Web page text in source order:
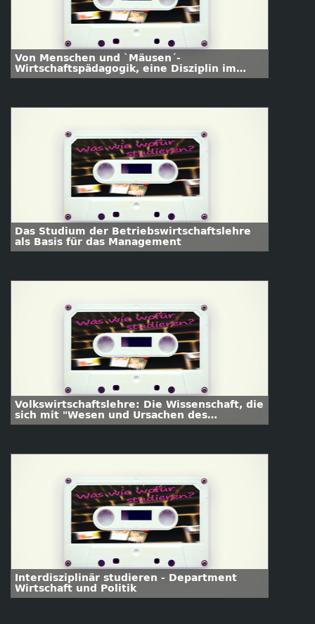
Von Menschen und `Mäusen´-
Wirtschaftspädagogik, eine Disziplin im
Spannungsfeld von Bildung und Ökonomie
Das Studium der Betriebswirtschaftslehre
als Basis für das Management
Volkswirtschaftslehre: Die Wissenschaft, die
sich mit "Wesen und Ursachen des
Wohlstands" beschäftigt
Interdisziplinär studieren - Department
Wirtschaft und Politik